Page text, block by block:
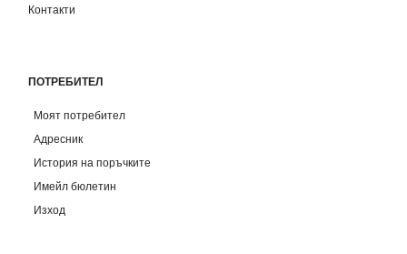
Контакти
ПОТРЕБИТЕЛ
Моят потребител
Адресник
История на поръчките
Имейл бюлетин
Изход